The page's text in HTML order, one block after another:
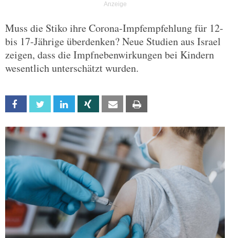
Muss die Stiko ihre Corona-Impfempfehlung für 12-
bis 17-Jährige überdenken? Neue Studien aus Israel
zeigen, dass die Impfnebenwirkungen bei Kindern
wesentlich unterschätzt wurden.
Facebook Twitter Linkedin Xing Email